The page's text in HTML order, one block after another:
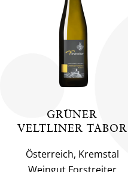
GRÜNER
VELTLINER TABOR
Österreich, Kremstal